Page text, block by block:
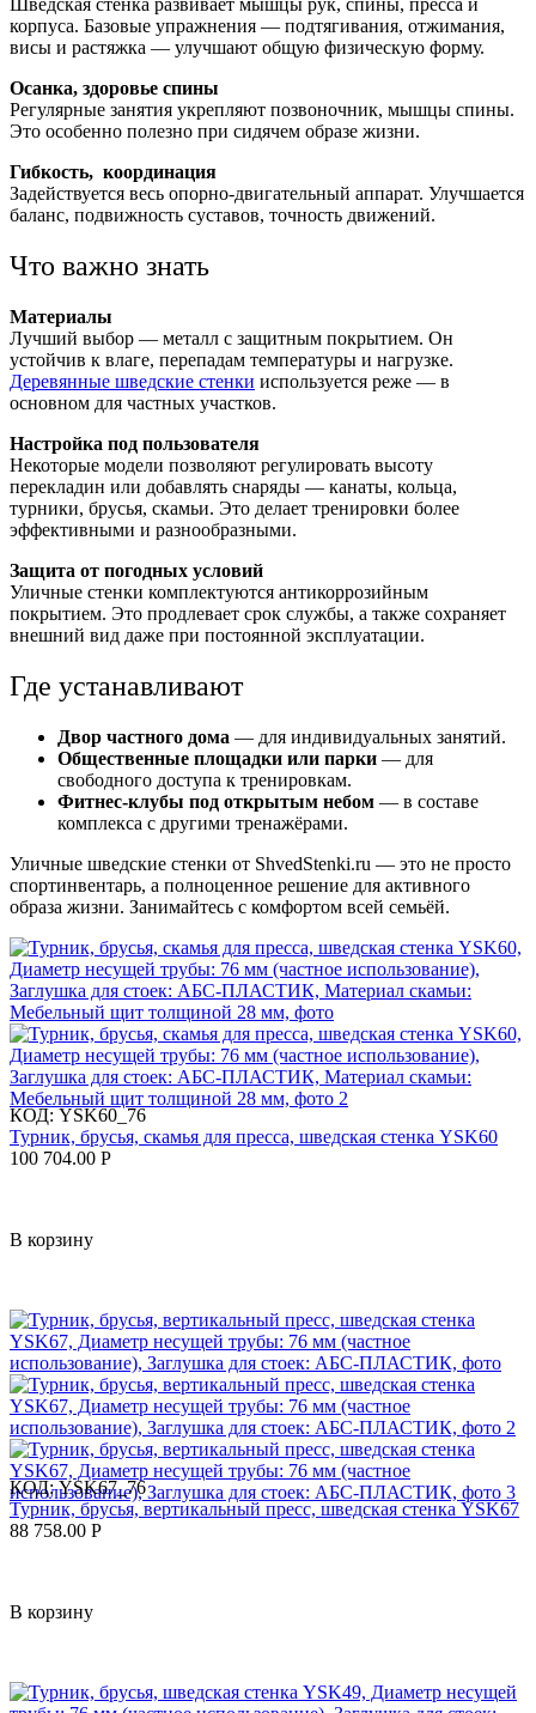
Шведская стенка развивает мышцы рук, спины, пресса и
корпуса. Базовые упражнения — подтягивания, отжимания,
висы и растяжка — улучшают общую физическую форму.
Осанка, здоровье спины
Регулярные занятия укрепляют позвоночник, мышцы спины.
Это особенно полезно при сидячем образе жизни.
Гибкость, координация
Задействуется весь опорно-двигательный аппарат. Улучшается
баланс, подвижность суставов, точность движений.
Что важно знать
Материалы
Лучший выбор — металл с защитным покрытием. Он
устойчив к влаге, перепадам температуры и нагрузке.
Деревянные шведские стенки используется реже — в
основном для частных участков.
Настройка под пользователя
Некоторые модели позволяют регулировать высоту
перекладин или добавлять снаряды — канаты, кольца,
турники, брусья, скамьи. Это делает тренировки более
эффективными и разнообразными.
Защита от погодных условий
Уличные стенки комплектуются антикоррозийным
покрытием. Это продлевает срок службы, а также сохраняет
внешний вид даже при постоянной эксплуатации.
Где устанавливают
Двор частного дома — для индивидуальных занятий.
Общественные площадки или парки — для
свободного доступа к тренировкам.
Фитнес-клубы под открытым небом — в составе
комплекса с другими тренажёрами.
Уличные шведские стенки от ShvedStenki.ru — это не просто
спортинвентарь, а полноценное решение для активного
образа жизни. Занимайтесь с комфортом всей семьёй.
КОД: YSK60_76
Турник, брусья, скамья для пресса, шведская стенка YSK60
100 704.00 Р
В корзину
КОД: YSK67_76
Турник, брусья, вертикальный пресс, шведская стенка YSK67
88 758.00 Р
В корзину